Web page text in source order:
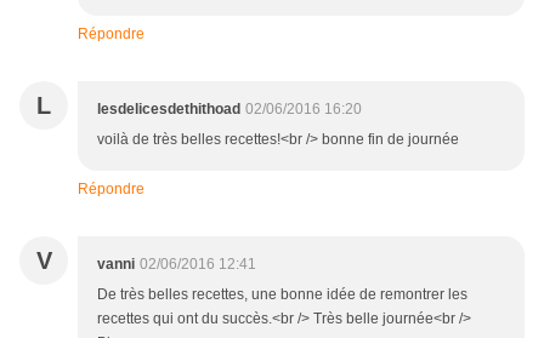
Répondre
L lesdelicesdethithoad 02/06/2016 16:20
voilà de très belles recettes!<br /> bonne fin de journée
Répondre
V vanni 02/06/2016 12:41
De très belles recettes, une bonne idée de remontrer les
recettes qui ont du succès.<br /> Très belle journée<br />